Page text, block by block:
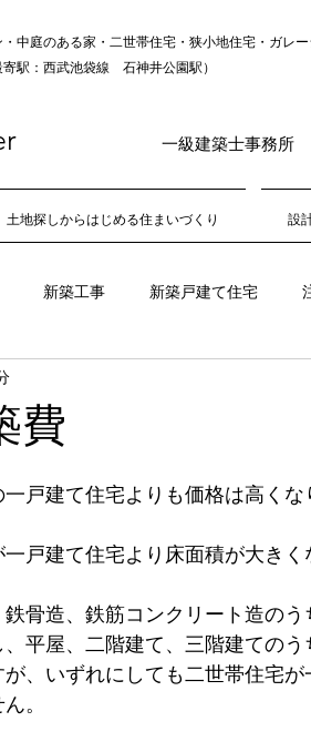
中庭のある家・二世帯住宅・狭小地住宅・ガレ
駅：西武池袋線 石神井公園駅）
r 一級建築士事務所
土地探しからはじめる住まいづくり 設
新築工事 新築戸建て住宅
費
戸建て住宅よりも価格は高くな
戸建て住宅より床面積が大きく
骨造、鉄筋コンクリート造の
平屋、二階建て、三階建ての
、いずれにしても二世帯住宅
。